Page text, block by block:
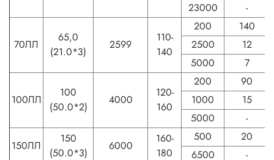
23000
-
70ЛЛ
65,0
(21.0*3)
2599
110-
140
200
140
2500
12
5000
7
100ЛЛ
100
(50.0*2)
4000
120-
160
200
90
1000
15
5000
-
150ЛЛ
150
(50.0*3)
6000
160-
180
500
20
6500
-